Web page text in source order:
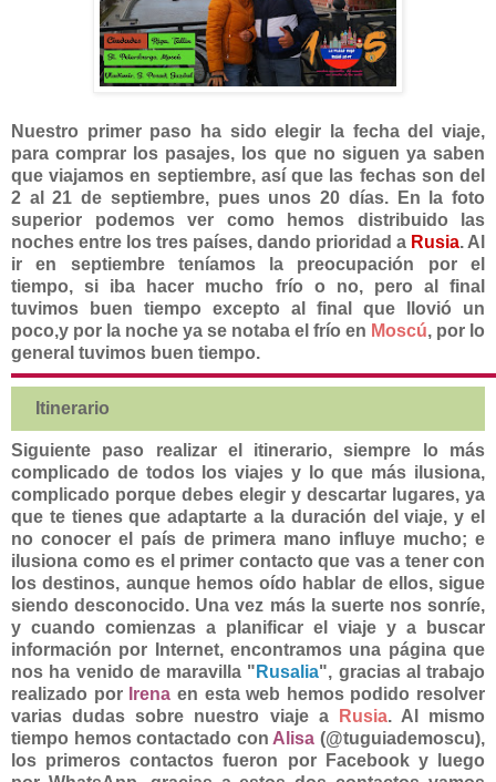
Nuestro primer paso ha sido elegir la fecha del viaje,
para comprar los pasajes, los que no siguen ya saben
que viajamos en septiembre, así que las fechas son del
2 al 21 de septiembre, pues unos 20 días. En la foto
superior podemos ver como hemos distribuido las
noches entre los tres países, dando prioridad a Rusia. Al
ir en septiembre teníamos la preocupación por el
tiempo, si iba hacer mucho frío o no, pero al final
tuvimos buen tiempo excepto al final que llovió un
poco,y por la noche ya se notaba el frío en Moscú, por lo
general tuvimos buen tiempo.
Itinerario
Siguiente paso realizar el itinerario, siempre lo más
complicado de todos los viajes y lo que más ilusiona,
complicado porque debes elegir y descartar lugares, ya
que te tienes que adaptarte a la duración del viaje, y el
no conocer el país de primera mano influye mucho; e
ilusiona como es el primer contacto que vas a tener con
los destinos, aunque hemos oído hablar de ellos, sigue
siendo desconocido. Una vez más la suerte nos sonríe,
y cuando comienzas a planificar el viaje y a buscar
información por Internet, encontramos una página que
nos ha venido de maravilla " Rusalia", gracias al trabajo
realizado por Irena en esta web hemos podido resolver
varias dudas sobre nuestro viaje a
Rusia. Al mismo
tiempo hemos contactado con Alisa(@tuguiademoscu),
los primeros contactos fueron por Facebook y luego